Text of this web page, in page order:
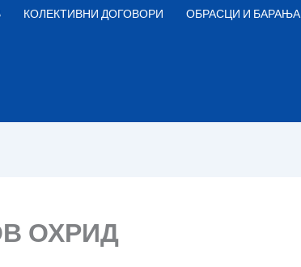
КОЛЕКТИВНИ ДОГОВОРИ ОБРАСЦИ И БАРАЊА
ОХРИД